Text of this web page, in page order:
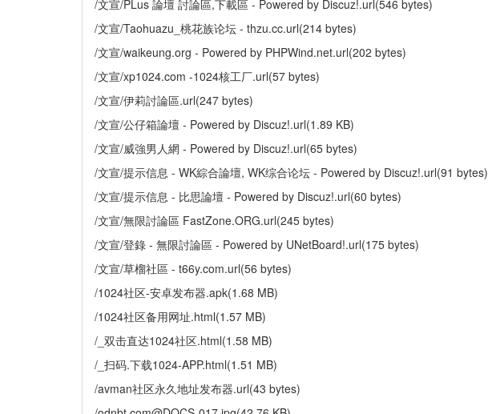
/文宣/PLus 論壇 討論區,下載區 - Powered by Discuz!.url(546 bytes)
/文宣/Taohuazu_桃花族论坛 - thzu.cc.url(214 bytes)
/文宣/waikeung.org - Powered by PHPWind.net.url(202 bytes)
/文宣/xp1024.com -1024核工厂.url(57 bytes)
/文宣/伊莉討論區.url(247 bytes)
/文宣/公仔箱論壇 - Powered by Discuz!.url(1.89 KB)
/文宣/威強男人網 - Powered by Discuz!.url(65 bytes)
/文宣/提示信息 - WK綜合論壇, WK综合论坛 - Powered by Discuz!.url(91 bytes)
/文宣/提示信息 - 比思論壇 - Powered by Discuz!.url(60 bytes)
/文宣/無限討論區 FastZone.ORG.url(245 bytes)
/文宣/登錄 - 無限討論區 - Powered by UNetBoard!.url(175 bytes)
/文宣/草榴社區 - t66y.com.url(56 bytes)
/1024社区-安卓发布器.apk(1.68 MB)
/1024社区备用网址.html(1.57 MB)
/_双击直达1024社区.html(1.58 MB)
/_扫码.下载1024-APP.html(1.51 MB)
/avman社区永久地址发布器.url(43 bytes)